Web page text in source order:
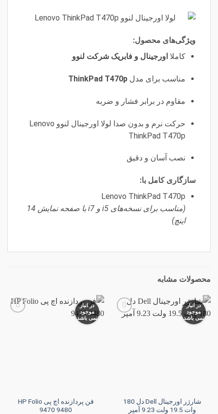
ویژگی‌های محصول:
کاملا اورجینال و فابریک شرکت لنوو
مناسب برای مدل ThinkPad T470p
مقاوم در برابر فشار و ضربه
حرکت نرم و بدون صدا لولا اورجینال لنوو Lenovo
ThinkPad T470p
نصب آسان و دقیق
سازگاری کامل با:
Lenovo ThinkPad T470p
(مناسب برای نسخه‌های i5 و i7 با صفحه نمایش 14
اینچ)
محصولات مشابه
افزودن
در انبار
موجود
نمی باشد
شارژر اورجینال Dell دل 180
وات 19.5 ولت 9.23 آمپر
در انبار
موجود
نمی باشد
فن پردازنده اچ پی HP Folio
9470 9480